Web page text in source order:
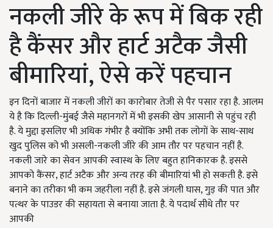
नकली जीरे के रूप में बिक रही
है कैंसर और हार्ट अटैक जैसी
बीमारियां, ऐसे करें पहचान
इन दिनों बाजार में नकली जीरों का कारोबार तेजी से पैर पसार रहा है. आलम
ये है कि दिल्ली-मुंबई जैसे महानगरों में भी इसकी खेप आसानी से पहुंच रही
है. ये मुद्दा इसलिए भी अधिक गंभीर है क्योंकि अभी तक लोगों के साथ-साथ
खुद पुलिस को भी असली-नकली जीरे की आम तौर पर पहचान नहीं है.
नकली जारे का सेवन आपकी स्वास्थ के लिए बहुत हानिकारक है. इससे
आपको कैंसर, हार्ट अटैक और अन्य तरह की बीमारियां भी हो सकती है. इसे
बनाने का तरीका भी कम जहरीला नहीं है. इसे जंगली घास, गुड़ की पात और
पत्थर के पाउडर की सहायता से बनाया जाता है. ये पदार्थ सीधे तौर पर
आपकी